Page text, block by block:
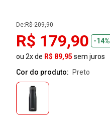
De:R$ 209,90
R$ 179,90
-14%
ou 2x de R$ 89,95 sem juros
Cor do produto:
preto